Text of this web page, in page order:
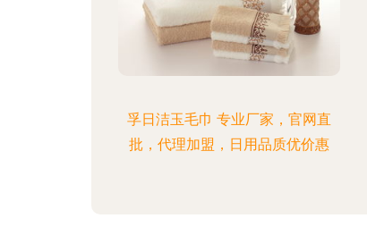
孚日洁玉毛巾 专业厂家，官网直
批，代理加盟，日用品质优价惠